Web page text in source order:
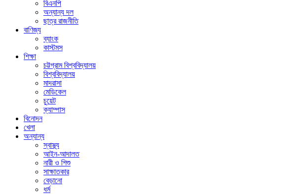
বিএনপি
অন্যান্য দল
ছাত্র রাজনীতি
বাণিজ্য
ব্যাংক
কাস্টমস
শিক্ষা
চট্টগ্রাম বিশ্ববিদ্যালয়
বিশ্ববিদ্যালয়
মাদরাসা
মেডিকেল
চুয়েট
ক্যাম্পাস
বিনোদন
খেলা
অন্যান্য
স্বাস্থ্য
আইন-আদালত
নারী ও শিশু
সাক্ষাতকার
বেড়ানো
ধর্ম